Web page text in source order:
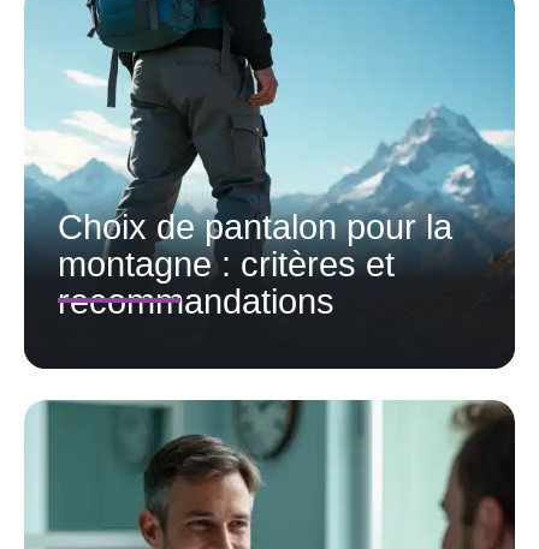
Choix de pantalon pour la
montagne : critères et
recommandations